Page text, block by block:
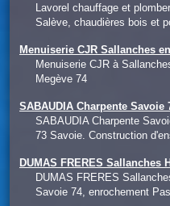
Lavorel chauffage et
Salève, chaudières bois et
Menuiserie CJR Sallanches
Menuiserie CJR à
Megève 74
SABAUDIA Charpente
SABAUDIA Charpente
73 Savoie. Construction
DUMAS FRERES Sallanches
DUMAS FRERES
Savoie 74, enrochement